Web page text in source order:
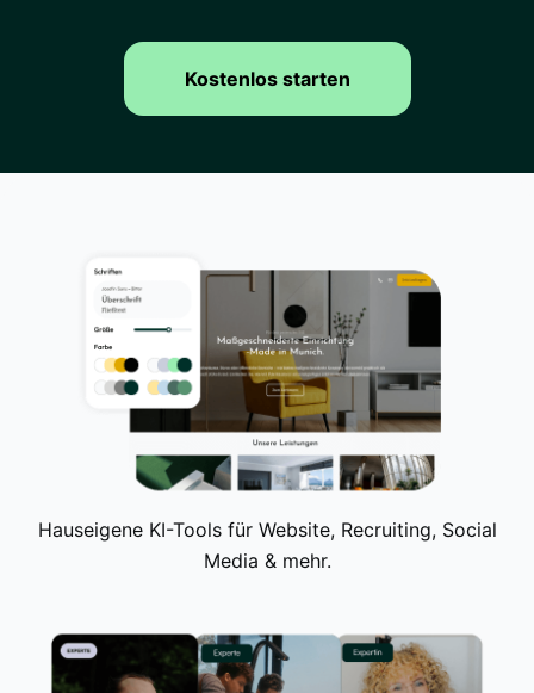
Kostenlos starten
Hauseigene KI-Tools für Website, Recruiting, Social
Media & mehr.